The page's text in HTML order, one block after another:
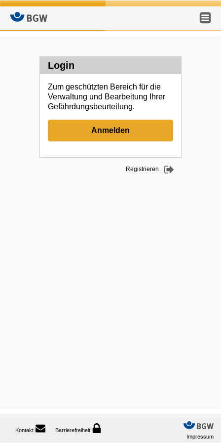
Login
Zum geschützten Bereich für die
Verwaltung und Bearbeitung Ihrer
Gefährdungsbeurteilung.
Anmelden
Registrieren
Kontakt
Barrierefreiheit
Impressum